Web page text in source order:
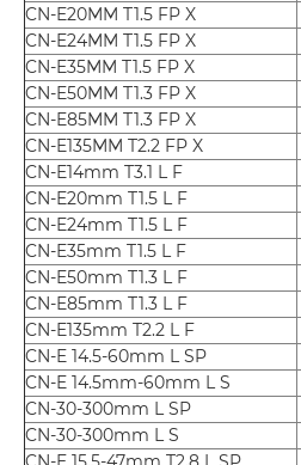
CN-E20MM T1.5 FP X
CN-E24MM T1.5 FP X
CN-E35MM T1.5 FP X
CN-E50MM T1.3 FP X
CN-E85MM T1.3 FP X
CN-E135MM T2.2 FP X
CN-E14mm T3.1 L F
CN-E20mm T1.5 L F
CN-E24mm T1.5 L F
CN-E35mm T1.5 L F
CN-E50mm T1.3 L F
CN-E85mm T1.3 L F
CN-E135mm T2.2 L F
CN-E 14.5-60mm L SP
CN-E 14.5mm-60mm L S
CN-30-300mm L SP
CN-30-300mm L S